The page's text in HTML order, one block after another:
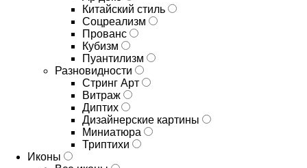
Китайский стиль
Соцреализм
Прованс
Кубизм
Пуантилизм
Разновидности
Стринг Арт
Витраж
Диптих
Дизайнерские картины
Миниатюра
Триптихи
Иконы